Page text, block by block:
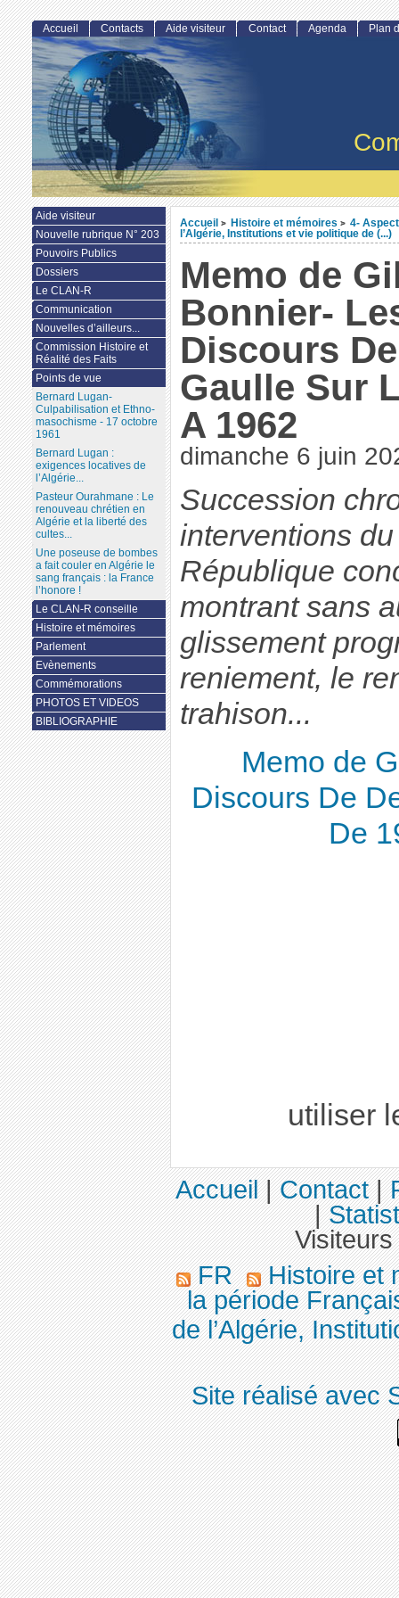
Accueil > Histoire et mémoires > 4-
l’Algérie, Institutions et vie politique de (...)
Memo de
Bonnier-
Discours
Gaulle Sur
A 1962
dimanche 6 juin
Succession
interventions
République
montrant sans
glissement
reniement, le
trahison...
Memo de
Discours De
De
utiliser
Accueil Contacts Aide visiteur Contact Agenda Plan
Aide visiteur
Nouvelle rubrique N° 203
Pouvoirs Publics
Dossiers
Le CLAN-R
Communication
Nouvelles d’ailleurs...
Commission Histoire et
Réalité des Faits
Points de vue
Bernard Lugan-
Culpabilisation et Ethno-
masochisme - 17 octobre
1961
Bernard Lugan :
exigences locatives de
l’Algérie...
Pasteur Ourahmane : Le
renouveau chrétien en
Algérie et la liberté des
cultes...
Une poseuse de bombes
a fait couler en Algérie le
sang français : la France
l’honore !
Le CLAN-R conseille
Histoire et mémoires
Parlement
Evènements
Commémorations
PHOTOS ET VIDEOS
BIBLIOGRAPHIE
Accueil|Contact|
|
FR
Histoire et
la période
de l’Algérie,
Site réalisé avec